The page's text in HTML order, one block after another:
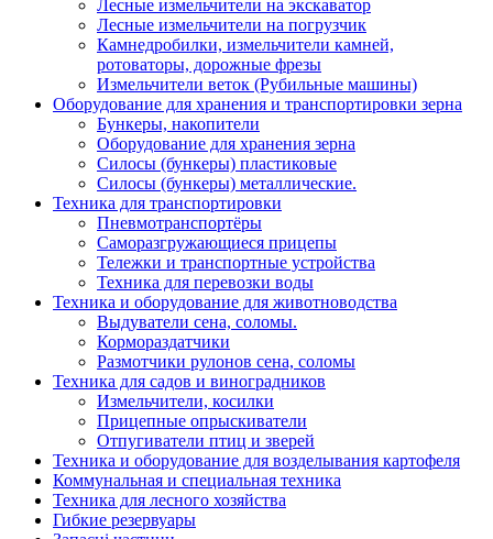
Лесные измельчители на экскаватор
Лесные измельчители на погрузчик
Камнедробилки, измельчители камней,
ротоваторы, дорожные фрезы
Измельчители веток (Рубильные машины)
Оборудование для хранения и транспортировки зерна
Бункеры, накопители
Оборудование для хранения зерна
Силосы (бункеры) пластиковые
Силосы (бункеры) металлические.
Техника для транспортировки
Пневмотранспортёры
Саморазгружающиеся прицепы
Тележки и транспортные устройства
Техника для перевозки воды
Техника и оборудование для животноводства
Выдуватели сена, соломы.
Кормораздатчики
Размотчики рулонов сена, соломы
Техника для садов и виноградников
Измельчители, косилки
Прицепные опрыскиватели
Отпугиватели птиц и зверей
Техника и оборудование для возделывания картофеля
Коммунальная и специальная техника
Техника для лесного хозяйства
Гибкие резервуары